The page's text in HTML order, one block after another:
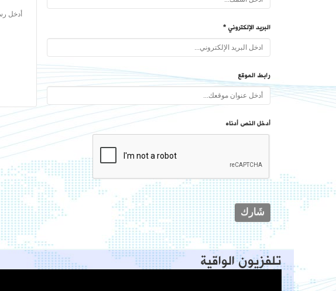
البريد الإلكتروني *
رابط الموقع
أدخل النص أدناه
تلفزيون الواقية